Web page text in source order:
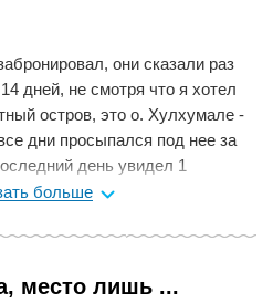
они сказали раз
дней, не смотря что я хотел
остров, это о. Хулхумале -
дни просыпался под нее за
день увидел 1
Завтрак ел только 1 раз - 1
не везли (я не просил).
то этот отель не так и
больше
место лишь ...